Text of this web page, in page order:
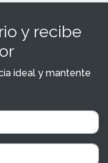
y recibe
ideal y mantente